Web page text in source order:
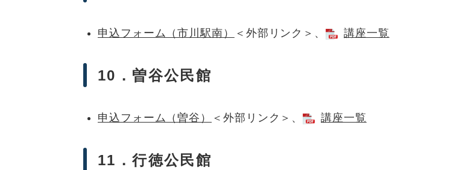
申込フォーム（市川駅南） ＜外部リンク＞ 、 講座一覧
10．曽谷公民館
申込フォーム（曽谷） ＜外部リンク＞ 、 講座一覧
11．行徳公民館